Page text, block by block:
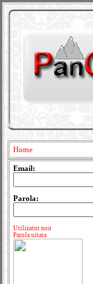
Home
Email:
Parola:
Utilizator nou
Parola uitata